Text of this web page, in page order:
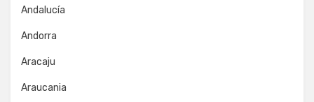
Andalucía
Andorra
Aracaju
Araucania